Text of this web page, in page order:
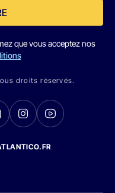
que vous acceptez nos
droits réservés.